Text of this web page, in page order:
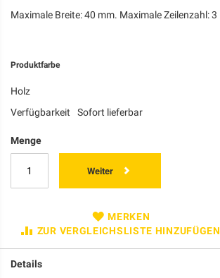
Maximale Breite: 40 mm. Maximale Zeilenzahl: 3
Produktfarbe
Holz
Verfügbarkeit
Sofort lieferbar
Menge
Weiter
MERKEN
ZUR VERGLEICHSLISTE HINZUFÜGEN
Details